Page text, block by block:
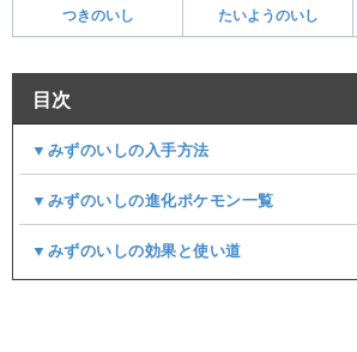
つきのいし たいようのいし
目次
▼みずのいしの入手方法
▼みずのいしの進化ポケモン一覧
▼みずのいしの効果と使い道